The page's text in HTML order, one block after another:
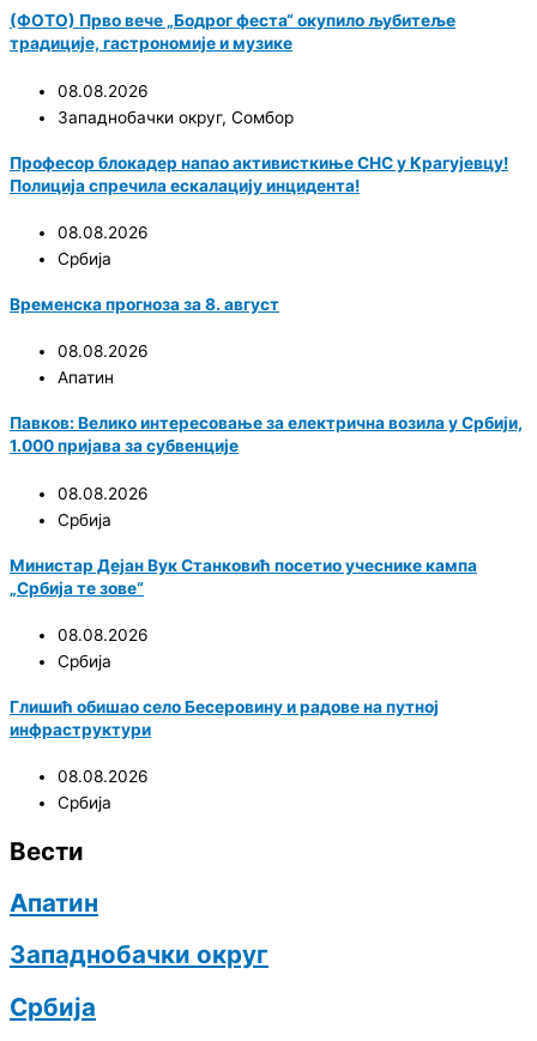
(ФОТО) Прво вече „Бодрог феста“ окупило љубитеље
традиције, гастрономије и музике
08.08.2026
Западнобачки округ, Сомбор
Професор блокадер напао активисткиње СНС у Крагујевцу!
Полиција спречила ескалацију инцидента!
08.08.2026
Србија
Временска прогноза за 8. август
08.08.2026
Апатин
Павков: Велико интересовање за електрична возила у Србији,
1.000 пријава за субвенције
08.08.2026
Србија
Министар Дејан Вук Станковић посетио учеснике кампа
„Србија те зове“
08.08.2026
Србија
Глишић обишао село Бесеровину и радове на путној
инфраструктури
08.08.2026
Србија
Вести
Апатин
Западнобачки округ
Србија